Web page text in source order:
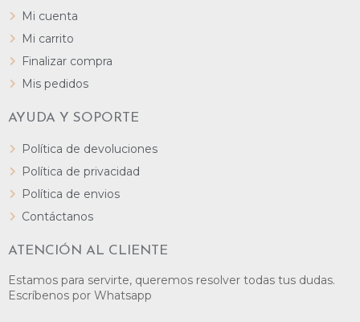
Mi cuenta
Mi carrito
Finalizar compra
Mis pedidos
AYUDA Y SOPORTE
Política de devoluciones
Política de privacidad
Política de envios
Contáctanos
ATENCIÓN AL CLIENTE
Estamos para servirte, queremos resolver todas tus dudas.
Escríbenos por Whatsapp